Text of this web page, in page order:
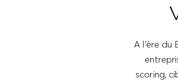
A l'ère du
scoring,